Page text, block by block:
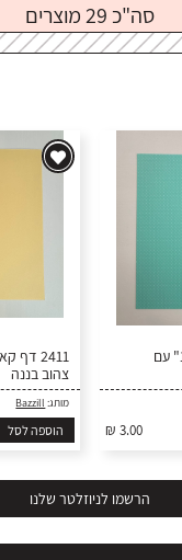
סה"כ 29 מוצרים
2412 דף קארדסטוק 12" עם
₪ 3.00
צהוב בננה
מותג: Bazzill
הוספה לסל
הרשמו לניוזלטר שלנו